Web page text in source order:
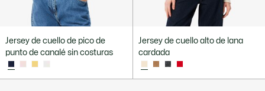
Jersey de cuello de pico de
punto de canalé sin costuras
Jersey de cuello alto de lana
cardada